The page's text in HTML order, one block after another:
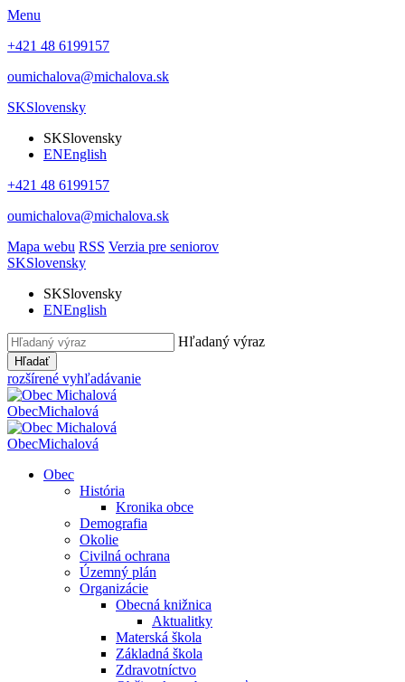
Menu
+421 48 6199157
oumichalova@michalova.sk
SKSlovensky
SKSlovensky
ENEnglish
+421 48 6199157
oumichalova@michalova.sk
Mapa webu RSS Verzia pre seniorov
SKSlovensky
SKSlovensky
ENEnglish
Hľadaný výraz
Hľadať
rozšírené vyhľadávanie
ObecMichalová
ObecMichalová
Obec
História
Kronika obce
Demografia
Okolie
Civilná ochrana
Územný plán
Organizácie
Obecná knižnica
Aktualitky
Materská škola
Základná škola
Zdravotníctvo